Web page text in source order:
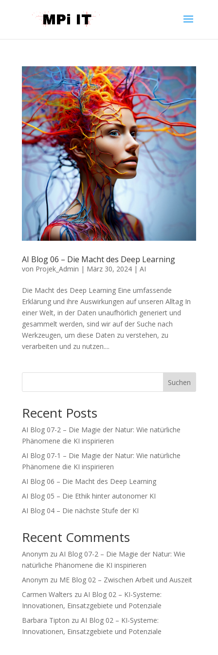
AI Blog 06 – Die Macht des Deep Learning
von Projek_Admin | März 30, 2024| AI
Die Macht des Deep Learning Eine umfassende
Erklärung und ihre Auswirkungen auf unseren Alltag In
einer Welt, in der Daten unaufhörlich generiert und
gesammelt werden, sind wir auf der Suche nach
Werkzeugen, um diese Daten zu verstehen, zu
verarbeiten und zu nutzen....
Suchen
Recent Posts
AI Blog 07-2 – Die Magie der Natur: Wie natürliche
Phänomene die KI inspirieren
AI Blog 07-1 – Die Magie der Natur: Wie natürliche
Phänomene die KI inspirieren
AI Blog 06 – Die Macht des Deep Learning
AI Blog 05 – Die Ethik hinter autonomer KI
AI Blog 04 – Die nächste Stufe der KI
Recent Comments
Anonym zu AI Blog 07-2 – Die Magie der Natur: Wie
natürliche Phänomene die KI inspirieren
Anonym zu ME Blog 02 – Zwischen Arbeit und Auszeit
Carmen Walters zu AI Blog 02 – KI-Systeme:
Innovationen, Einsatzgebiete und Potenziale
Barbara Tipton zu AI Blog 02 – KI-Systeme:
Innovationen, Einsatzgebiete und Potenziale